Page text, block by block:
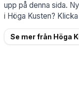
upp på denna sida.
i Höga Kusten?
Se mer från Höga